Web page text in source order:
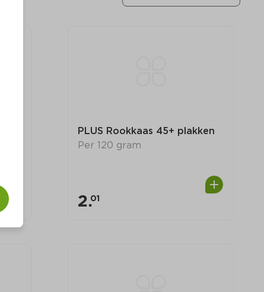
0
PLUS Rookkaas 45+ plakken
Per 120 gram
2.01